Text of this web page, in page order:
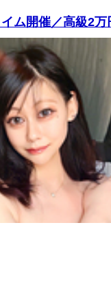
ム開催／高級2